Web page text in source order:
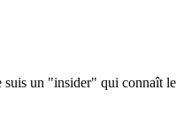
suis un "insider" qui connaît le